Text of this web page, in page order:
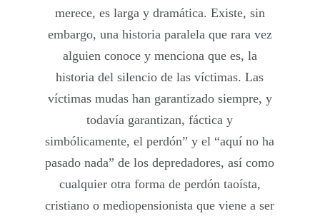
merece, es larga y dramática. Existe, sin
embargo, una historia paralela que rara vez
alguien conoce y menciona que es, la
historia del silencio de las víctimas. Las
víctimas mudas han garantizado siempre, y
todavía garantizan, fáctica y
simbólicamente, el perdón” y el “aquí no ha
pasado nada” de los depredadores, así como
cualquier otra forma de perdón taoísta,
cristiano o mediopensionista que viene a ser